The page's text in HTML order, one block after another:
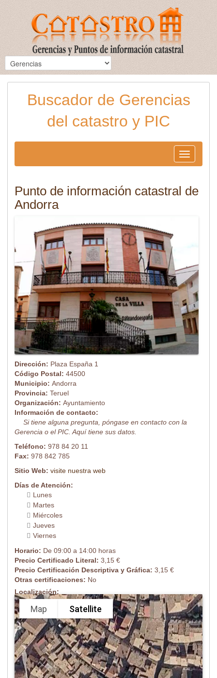
Buscador de Gerencias
del catastro y PIC
Toggle
navigation
Punto de información catastral de
Andorra
Dirección: Plaza España 1
Código Postal: 44500
Municipio: Andorra
Provincia: Teruel
Organización: Ayuntamiento
Información de contacto:
Si tiene alguna pregunta, póngase en contacto con la
Gerencia o el PIC. Aquí tiene sus datos.
Teléfono: 978 84 20 11
Fax: 978 842 785
Sitio Web: visite nuestra web
Días de Atención:
Lunes
Martes
Miércoles
Jueves
Viernes
Horario: De 09:00 a 14:00 horas
Precio Certificado Literal: 3,15 €
Precio Certificación Descriptiva y Gráfica: 3,15 €
Otras certificaciones: No
Localización:
Map Satellite